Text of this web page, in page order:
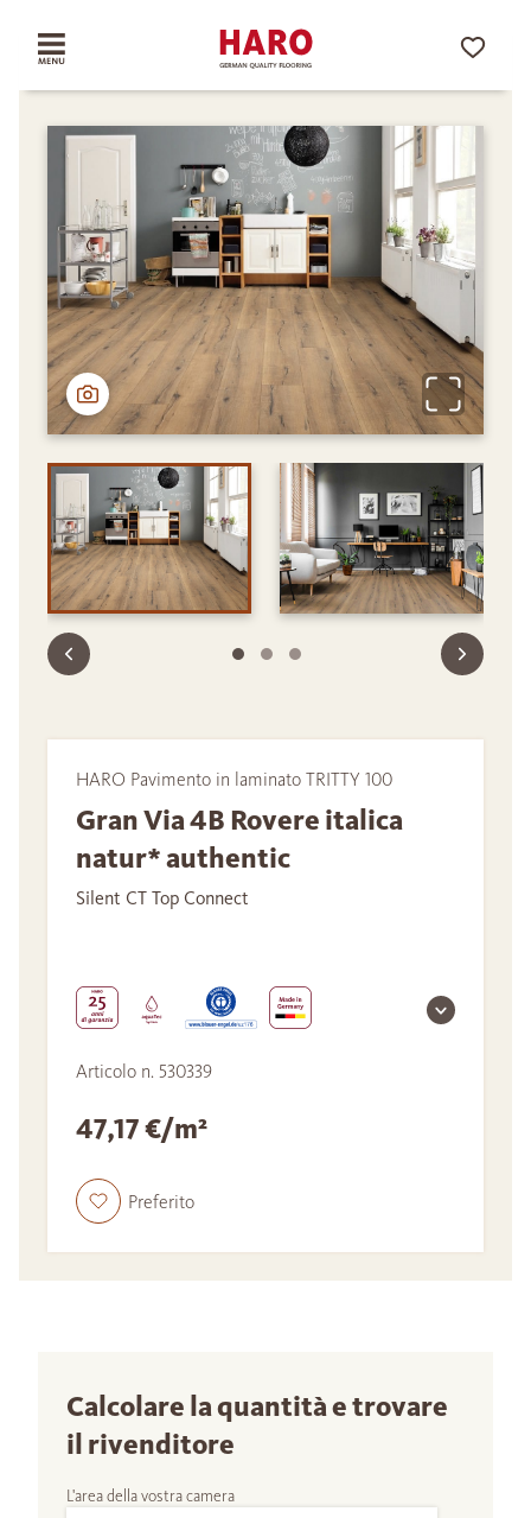
HARO Pavimento in laminato TRITTY 100
Gran Via 4B Rovere italica
natur* authentic
Silent CT Top Connect
Articolo n. 530339
47,17 €/m²
Preferito
Calcolare la quantità e trovare
il rivenditore
L'area della vostra camera